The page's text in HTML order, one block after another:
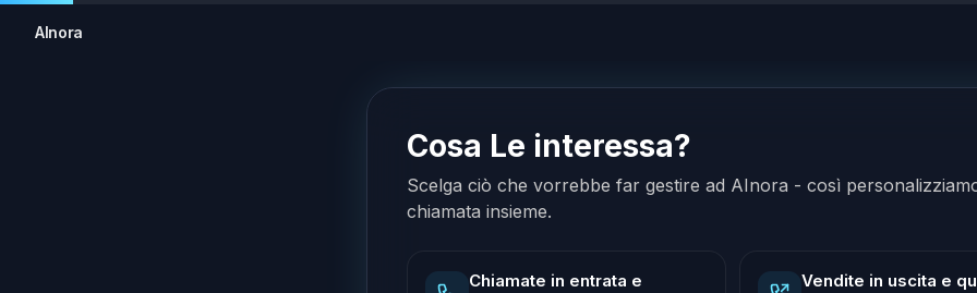
AInora
Cosa Le interessa?
Scelga ciò che vorrebbe far gestire ad AInora - così
chiamata insieme.
Chiamate in entrata e
Vendite in uscita e